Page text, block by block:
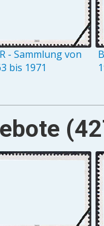
- Sammlung von
bis 1971